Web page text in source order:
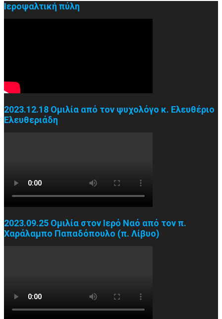
Ιεροψαλτική πύλη
2023.12.18 Ομιλία από τον ψυχολόγο κ. Ελευθέριο
Ελευθεριάδη
2023.09.25 Ομιλία στον Ιερό Ναό από τον π.
Χαράλαμπο Παπαδόπουλο (π. Λίβυο)